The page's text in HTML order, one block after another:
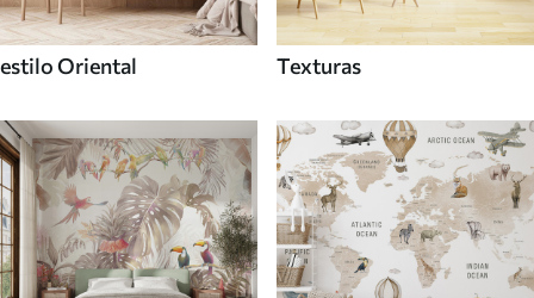
estilo Oriental Texturas